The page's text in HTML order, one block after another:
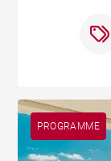
PROGRAMME